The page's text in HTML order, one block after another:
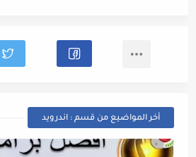
أخر المواضيع من قسم : اندرويد